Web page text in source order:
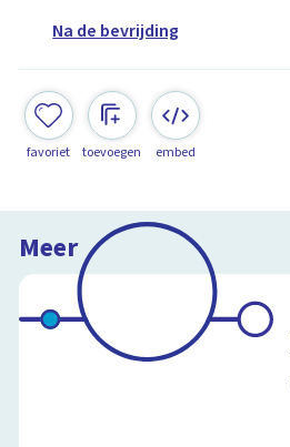
Na de bevrijding
favoriet toevoegen embed
Meer